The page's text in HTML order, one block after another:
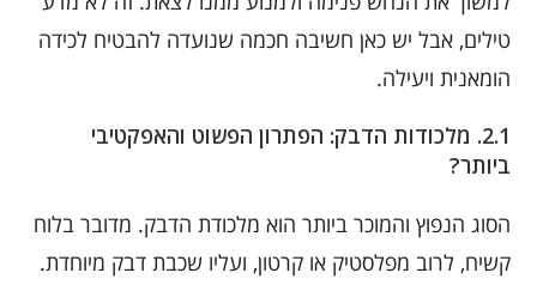
טילים, אבל יש כאן חשיבה חכמה שנועדה להבטיח לכידה
הומאנית ויעילה.
2.1. מלכודות הדבק: הפתרון הפשוט והאפקטיבי
ביותר?
הסוג הנפוץ והמוכר ביותר הוא מלכודת הדבק. מדובר בלוח
קשיח, לרוב מפלסטיק או קרטון, ועליו שכבת דבק מיוחדת.